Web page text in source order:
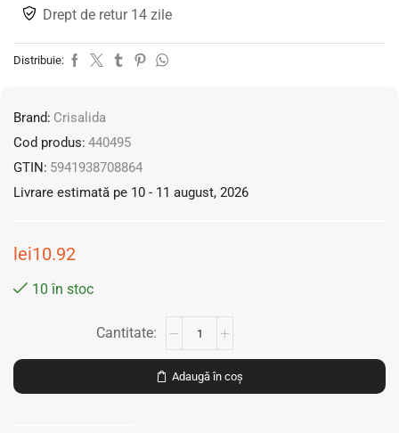
Drept de retur 14 zile
Distribuie:
Brand: Crisalida
Cod produs: 440495
GTIN: 5941938708864
Livrare estimată pe 10 - 11 august, 2026
lei10.92
10 în stoc
Adaugă în coș